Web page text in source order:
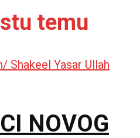
temu
NOVOG